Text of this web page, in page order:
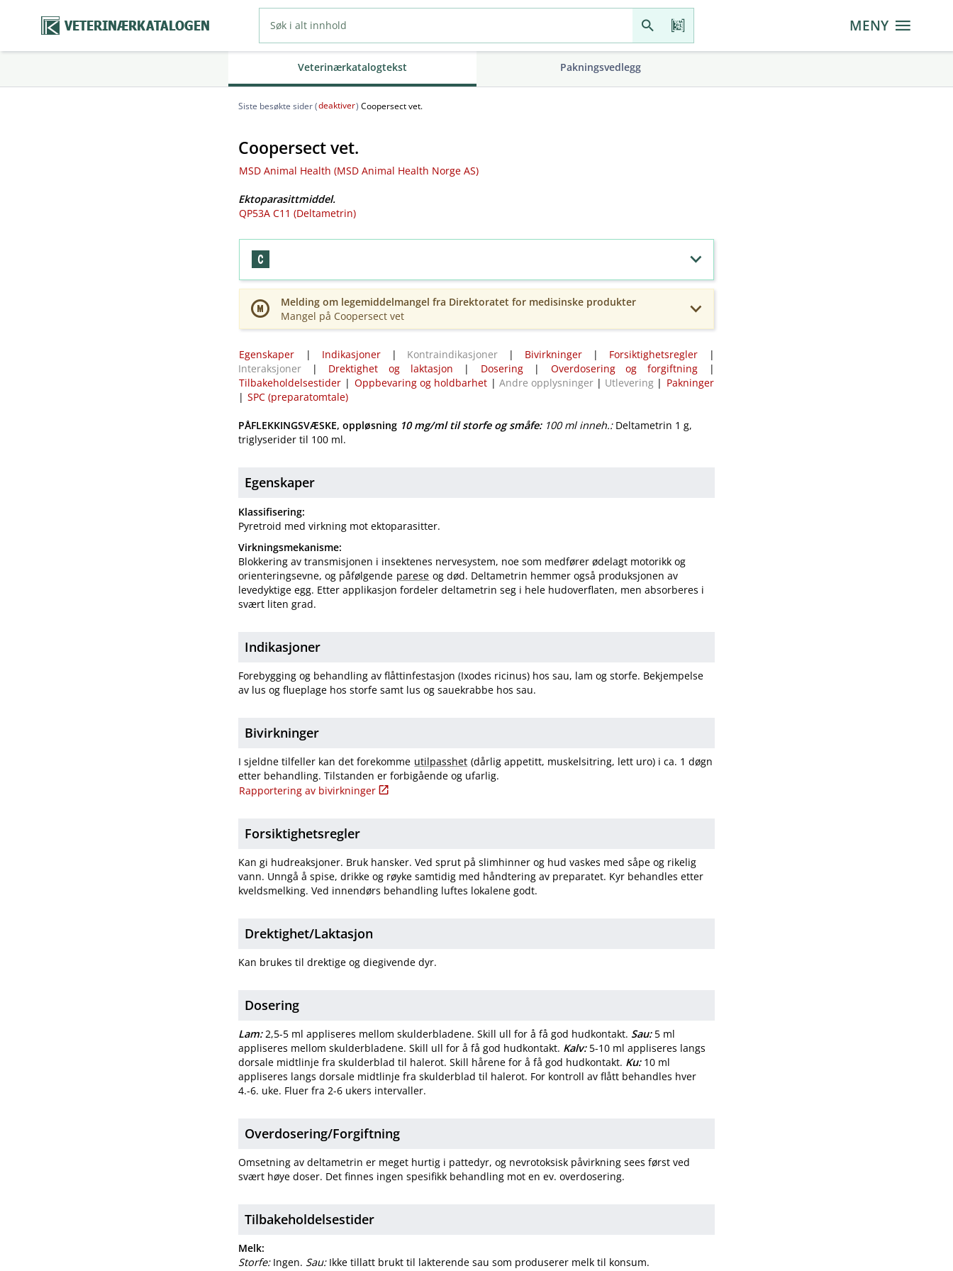
VETERINÆRKATALOGEN MENY
Veterinærkatalogtekst Pakningsvedlegg
Siste besøkte sider (deaktiver) Coopersect vet.
Coopersect vet.
MSD Animal Health (MSD Animal Health Norge AS)
Ektoparasittmiddel.
QP53A C11 (Deltametrin)
Melding om legemiddelmangel fra Direktoratet for medisinske produkter
Mangel på Coopersect vet
Egenskaper | Indikasjoner | Kontraindikasjoner | Bivirkninger | Forsiktighetsregler |
Interaksjoner | Drektighet og laktasjon | Dosering | Overdosering og forgiftning |
Tilbakeholdelsestider | Oppbevaring og holdbarhet |Andre opplysninger | Utlevering | Pakninger
| SPC (preparatomtale)
PÅFLEKKINGSVÆSKE, oppløsning 10 mg/mltil storfe og småfe: 100 ml inneh.:Deltametrin 1 g,
triglyserider til 100 ml.
Egenskaper
Klassifisering:
Pyretroid med virkning mot ektoparasitter.
Virkningsmekanisme:
Blokkering av transmisjonen i insektenes nervesystem, noe som medfører ødelagt motorikk og
orienteringsevne, og påfølgende parese og død. Deltametrin hemmer også produksjonen av
levedyktige egg. Etter applikasjon fordeler deltametrin seg i hele hudoverflaten, men absorberes i
svært liten grad.
Indikasjoner
Forebygging og behandling av flåttinfestasjon (Ixodes ricinus) hos sau, lam og storfe. Bekjempelse
av lus og flueplage hos storfe samt lus og sauekrabbe hos sau.
Bivirkninger
I sjeldne tilfeller kan det forekomme utilpasshet (dårlig appetitt, muskelsitring, lett uro) i ca. 1 døgn
etter behandling. Tilstanden er forbigående og ufarlig.
Rapportering av bivirkninger
Forsiktighetsregler
Kan gi hudreaksjoner. Bruk hansker. Ved sprut på slimhinner og hud vaskes med såpe og rikelig
vann. Unngå å spise, drikke og røyke samtidig med håndtering av preparatet. Kyr behandles etter
kveldsmelking. Ved innendørs behandling luftes lokalene godt.
Drektighet​/​Laktasjon
Kan brukes til drektige og diegivende dyr.
Dosering
Lam:2,5-5 ml appliseres mellom skulderbladene. Skill ull for å få god hudkontakt. Sau:5 ml
appliseres mellom skulderbladene. Skill ull for å få god hudkontakt. Kalv:5-10 ml appliseres langs
dorsale midtlinje fra skulderblad til halerot. Skill hårene for å få god hudkontakt. Ku:10 ml
appliseres langs dorsale midtlinje fra skulderblad til halerot. For kontroll av flått behandles hver
4.-6. uke. Fluer fra 2-6 ukers intervaller.
Overdosering​/​Forgiftning
Omsetning av deltametrin er meget hurtig i pattedyr, og nevrotoksisk påvirkning sees først ved
svært høye doser. Det finnes ingen spesifikk behandling mot en ev. overdosering.
Tilbakeholdelsestider
Melk:
Storfe:Ingen. Sau:Ikke tillatt brukt til lakterende sau som produserer melk til konsum.